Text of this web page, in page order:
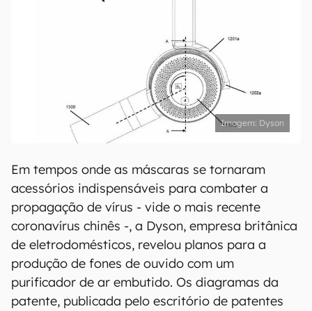
Dyson
Em tempos onde as máscaras se tornaram
acessórios indispensáveis para combater a
propagação de vírus - vide o mais recente
coronavírus chinês -, a Dyson, empresa britânica
de eletrodomésticos, revelou planos para a
produção de fones de ouvido com um
purificador de ar embutido. Os diagramas da
patente, publicada pelo escritório de patentes